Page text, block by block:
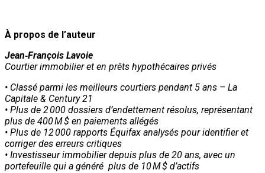
À propos de l’auteur
Jean‑François Lavoie
Courtier immobilier et en prêts hypothécaires privés
• Classé parmi les meilleurs courtiers pendant 5 ans – La
Capitale & Century 21
• Plus de 2 000 dossiers d’endettement résolus, représentant
plus de 400 M $ en paiements allégés
• Plus de 12 000 rapports Équifax analysés pour identifier et
corriger des erreurs critiques
• Investisseur immobilier depuis plus de 20 ans, avec un
portefeuille qui a généré plus de 10 M $ d’actifs